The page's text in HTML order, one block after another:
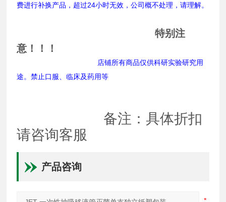
费进行补换产品，超过24小时无效，公司概不处理，请理解。
特别注
意！！！
店铺所有商品仅供科研实验研究用
途。禁止口服、临床及药用等
备注：具体折扣
请咨询客服
产品咨询